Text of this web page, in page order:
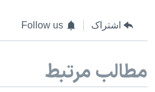
اشتراک Follow us
مطالب مرتبط